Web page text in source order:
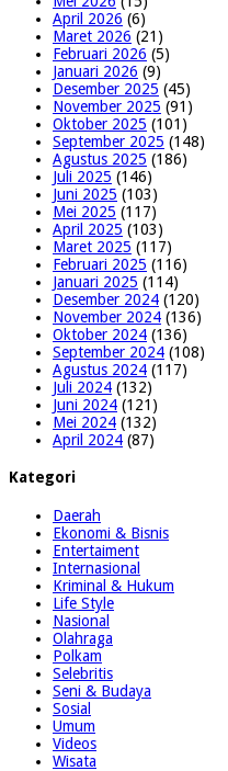
April 2026 (6)
Maret 2026 (21)
Februari 2026 (5)
Januari 2026 (9)
Desember 2025 (45)
November 2025 (91)
Oktober 2025 (101)
September 2025 (148)
Agustus 2025 (186)
Juli 2025 (146)
Juni 2025 (103)
Mei 2025 (117)
April 2025 (103)
Maret 2025 (117)
Februari 2025 (116)
Januari 2025 (114)
Desember 2024 (120)
November 2024 (136)
Oktober 2024 (136)
September 2024 (108)
Agustus 2024 (117)
Juli 2024 (132)
Juni 2024 (121)
Mei 2024 (132)
April 2024 (87)
Kategori
Daerah
Ekonomi & Bisnis
Entertaiment
Internasional
Kriminal & Hukum
Life Style
Nasional
Olahraga
Polkam
Selebritis
Seni & Budaya
Sosial
Umum
Videos
Wisata